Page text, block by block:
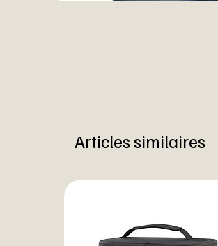
Articles similaires